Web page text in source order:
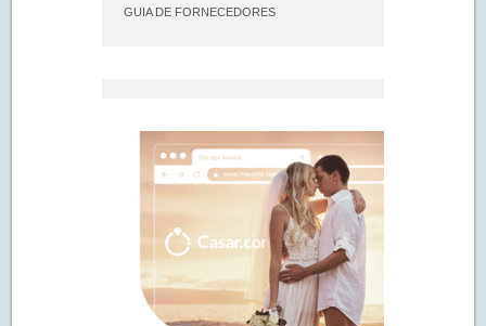
GUIA DE FORNECEDORES